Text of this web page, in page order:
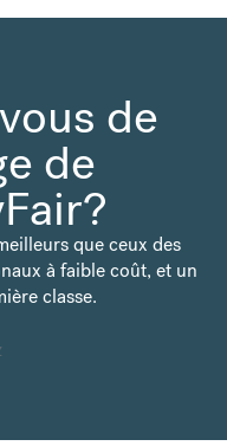
de
de
que ceux des
à faible coût, et un
classe.